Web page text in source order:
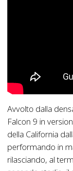
Avvolto dalla
Falcon 9 in
della California
performando in
rilasciando, al